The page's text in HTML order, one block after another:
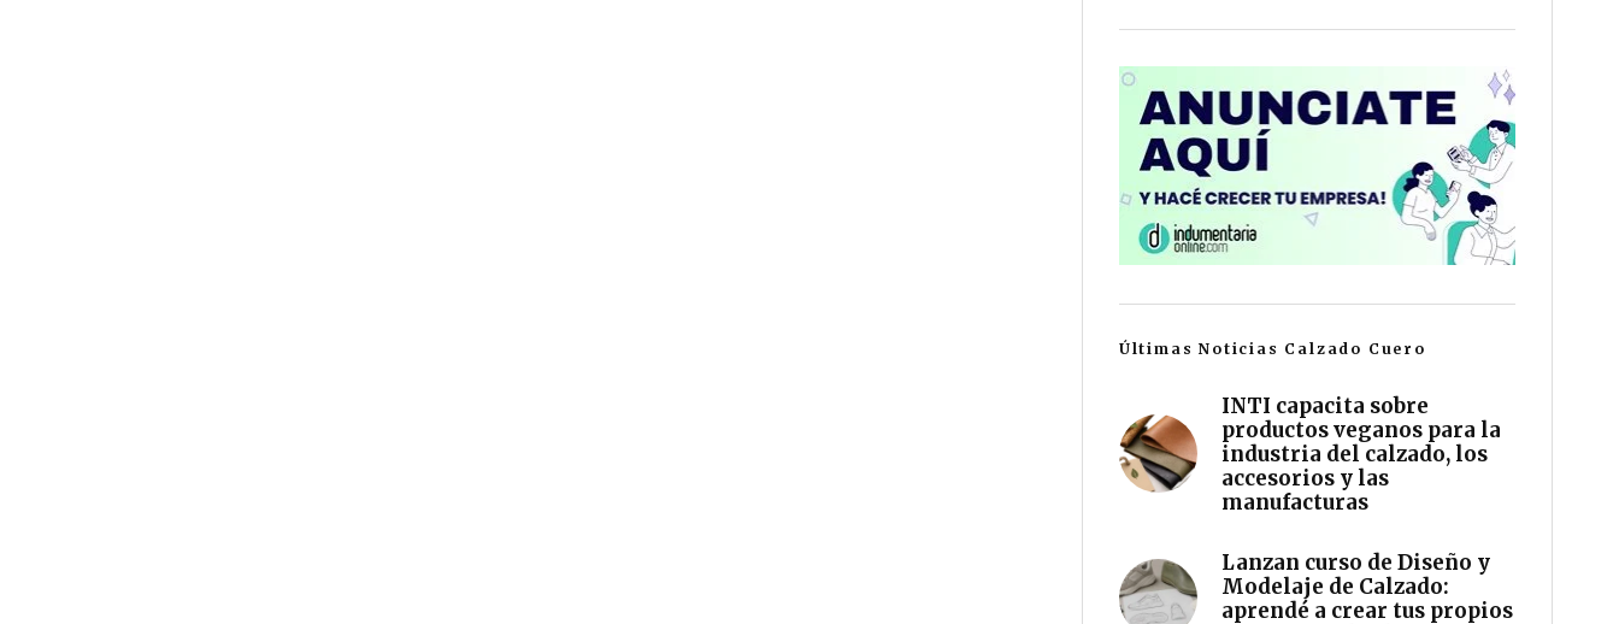
Últimas Noticias Calzado Cuero
INTI capacita sobre
productos veganos para la
industria del calzado, los
accesorios y las
manufacturas
Lanzan curso de Diseño y
Modelaje de Calzado:
aprendé a crear tus propios